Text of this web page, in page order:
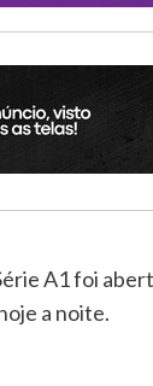
A1 foi
a noite.